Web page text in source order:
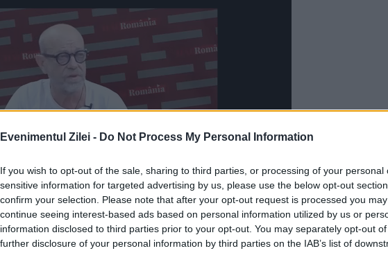
Evenimentul Zilei - Do Not Process My Personal Information
If you wish to opt-out of the sale, sharing to third parties, or processing of your personal
sensitive information for targeted advertising by us, please use the below opt-out
confirm your selection. Please note that after your opt-out request is processed you may
continue seeing interest-based ads based on personal information utilized by us or
information disclosed to third parties prior to your opt-out. You may separately opt-out
further disclosure of your personal information by third parties on the IAB’s list of
din șapte județe